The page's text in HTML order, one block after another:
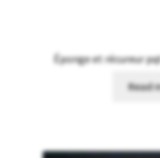
Éponge et récureur
Read